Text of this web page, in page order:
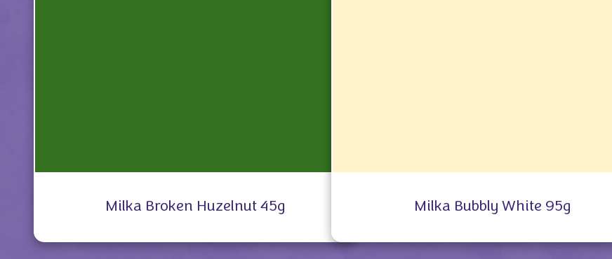
Milka Broken Huzelnut 45g Milka Bubbly White 95g